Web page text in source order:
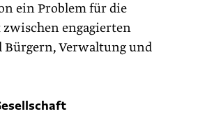
ein Problem für die
engagierten
Verwaltung und